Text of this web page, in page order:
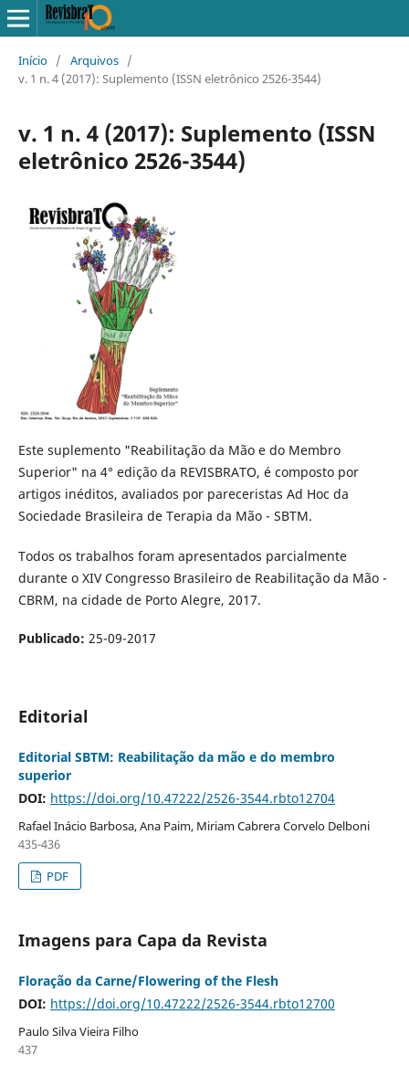
Início / Arquivos /
v. 1 n. 4 (2017): Suplemento (ISSN eletrônico 2526-3544)
v. 1 n. 4 (2017): Suplemento (ISSN
eletrônico 2526-3544)
Este suplemento "Reabilitação da Mão e do Membro
Superior" na 4° edição da REVISBRATO, é composto por
artigos inéditos, avaliados por pareceristas Ad Hoc da
Sociedade Brasileira de Terapia da Mão - SBTM.
Todos os trabalhos foram apresentados parcialmente
durante o XIV Congresso Brasileiro de Reabilitação da Mão -
CBRM, na cidade de Porto Alegre, 2017.
Publicado: 25-09-2017
Editorial
Editorial SBTM: Reabilitação da mão e do membro
superior
DOI: https://doi.org/10.47222/2526-3544.rbto12704
Rafael Inácio Barbosa, Ana Paim, Miriam Cabrera Corvelo Delboni
435-436
PDF
Imagens para Capa da Revista
Floração da Carne/Flowering of the Flesh
DOI: https://doi.org/10.47222/2526-3544.rbto12700
Paulo Silva Vieira Filho
437